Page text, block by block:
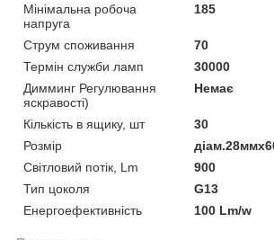
Мінімальна робоча
напруга
185
Струм споживання
70
Термін служби ламп
30000
Димминг Регулювання
яскравості)
Немає
Кількість в ящику, шт
30
Розмір
Світловий потік, Lm
900
Тип цоколя
G13
Енергоефективність
100 Lm/w